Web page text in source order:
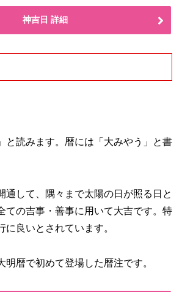
神吉日 詳細
と読みます。暦には「大みやう」と書
通して、隅々まで太陽の日が照る日と
ての吉事・善事に用いて大吉です。特
に良いとされています。
明暦で初めて登場した暦注です。